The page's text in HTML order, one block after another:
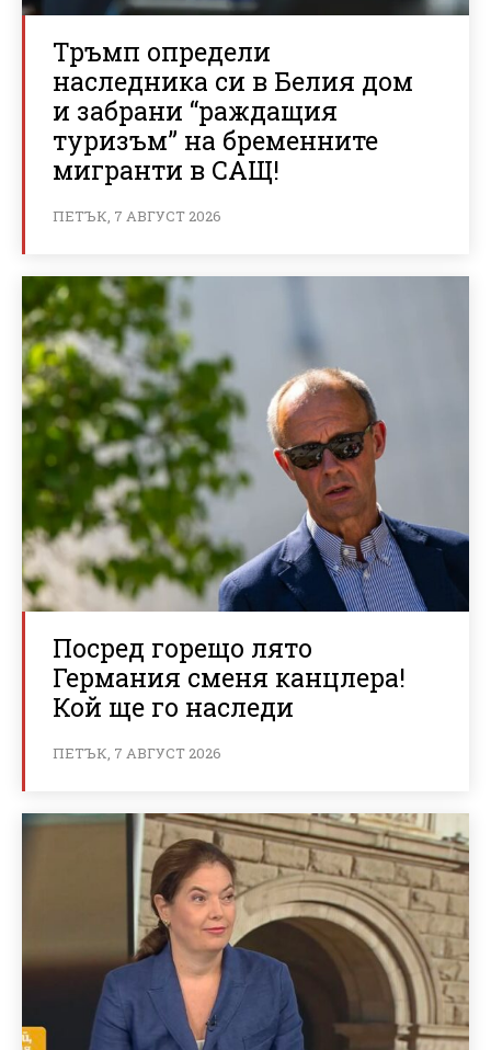
Тръмп определи
наследника си в Белия дом
и забрани “раждащия
туризъм” на бременните
мигранти в САЩ!
ПЕТЪК, 7 АВГУСТ 2026
Посред горещо лято
Германия сменя канцлера!
Кой ще го наследи
ПЕТЪК, 7 АВГУСТ 2026